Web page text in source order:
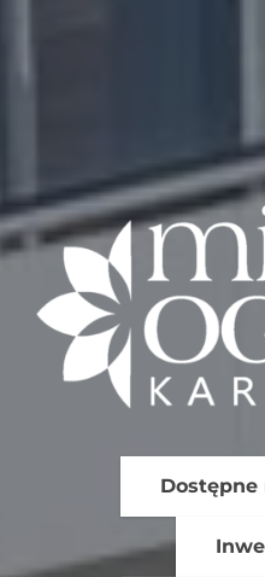
Dostępne